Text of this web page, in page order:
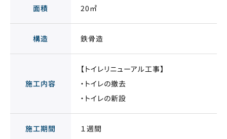
面積 20㎡
構造 鉄骨造
施工内容
【トイレリニューアル工事】
・トイレの撤去
・トイレの新設
施工期間 １週間